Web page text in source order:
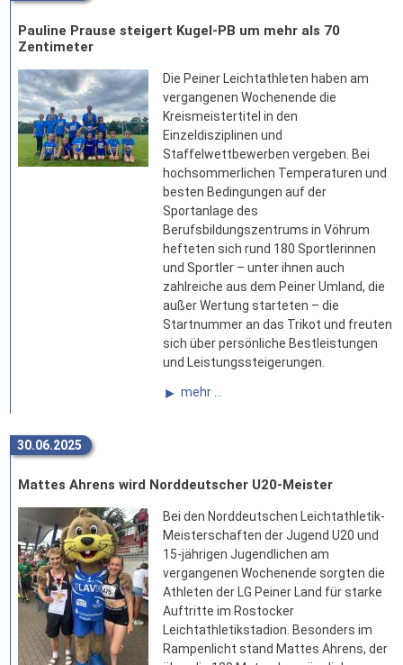
Pauline Prause steigert Kugel-PB um mehr als 70
Zentimeter
Die Peiner Leichtathleten haben am
vergangenen Wochenende die
Kreismeistertitel in den
Einzeldisziplinen und
Staffelwettbewerben vergeben. Bei
hochsommerlichen Temperaturen und
besten Bedingungen auf der
Sportanlage des
Berufsbildungszentrums in Vöhrum
hefteten sich rund 180 Sportlerinnen
und Sportler – unter ihnen auch
zahlreiche aus dem Peiner Umland, die
außer Wertung starteten – die
Startnummer an das Trikot und freuten
sich über persönliche Bestleistungen
und Leistungssteigerungen.
mehr ...
30.06.2025
Mattes Ahrens wird Norddeutscher U20-Meister
Bei den Norddeutschen Leichtathletik-
Meisterschaften der Jugend U20 und
15-jährigen Jugendlichen am
vergangenen Wochenende sorgten die
Athleten der LG Peiner Land für starke
Auftritte im Rostocker
Leichtathletikstadion. Besonders im
Rampenlicht stand Mattes Ahrens, der